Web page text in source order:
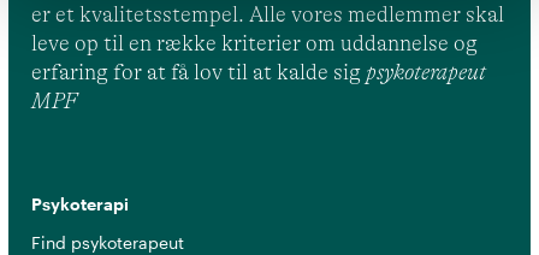
er et kvalitetsstempel. Alle vores medlemmer skal
leve op til en række kriterier om uddannelse og
erfaring for at få lov til at kalde sig psykoterapeut
MPF
Psykoterapi
Find psykoterapeut